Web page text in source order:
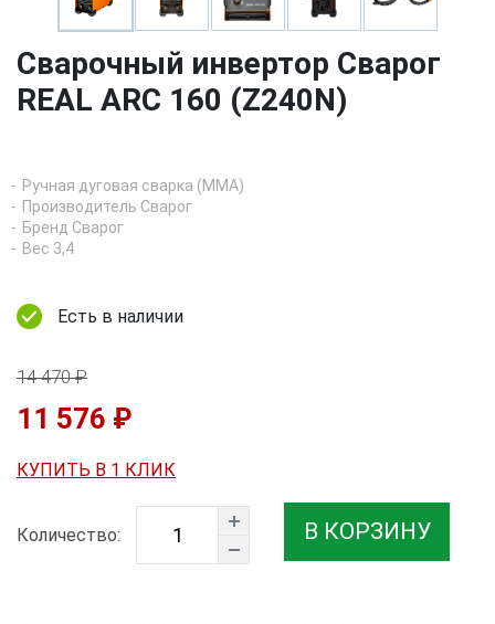
Сварочный инвертор Сварог
REAL ARC 160 (Z240N)
Ручная дуговая сварка (MMA)
Производитель Сварог
Бренд Сварог
Вес 3,4
Есть в наличии
14 470 ₽
11 576 ₽
КУПИТЬ В 1 КЛИК
Количество: В КОРЗИНУ